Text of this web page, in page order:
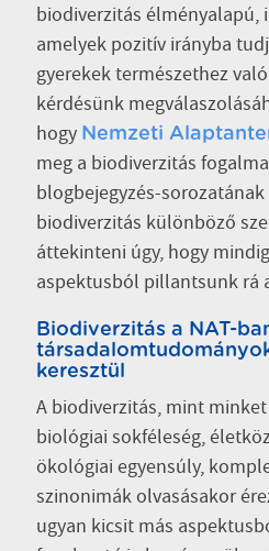
biodiverzitás élményalapú,
amelyek pozitív irányba
gyerekek természethez
kérdésünk
hogy Nemzeti
meg a biodiverzitás
blogbejegyzés-sorozatának
biodiverzitás különböző
áttekinteni úgy, hogy
aspektusból pillantsunk rá
Biodiverzitás a NAT-
keresztül
A biodiverzitás, mint
biológiai sokféleség,
ökológiai egyensúly,
szinonimák olvasásakor
ugyan kicsit más